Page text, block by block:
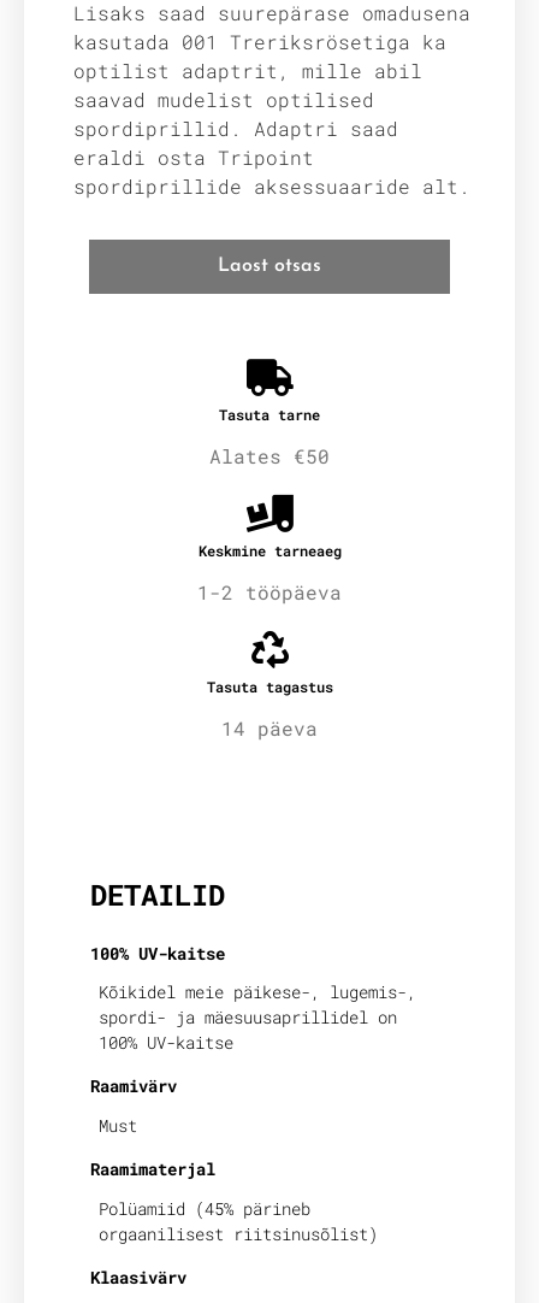
Lisaks saad suurepärase omadusena
kasutada 001 Treriksrösetiga ka
optilist adaptrit, mille abil
saavad mudelist optilised
spordiprillid. Adaptri saad
eraldi osta Tripoint
spordiprillide aksessuaaride alt.
Laost otsas
Tasuta tarne
Alates €50
Keskmine tarneaeg
1-2 tööpäeva
Tasuta tagastus
14 päeva
DETAILID
100% UV-kaitse
Kõikidel meie päikese-, lugemis-,
spordi- ja mäesuusaprillidel on
100% UV-kaitse
Raamivärv
Must
Raamimaterjal
Polüamiid (45% pärineb
orgaanilisest riitsinusõlist)
Klaasivärv